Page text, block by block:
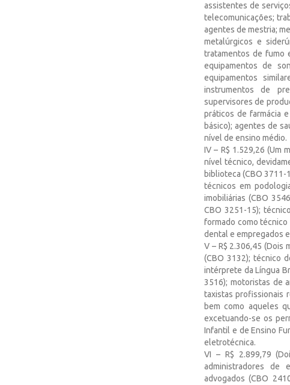
assistentes de
telecomunicações;
agentes de mestria;
metalúrgicos e
tratamentos de fumo
equipamentos de
equipamentos
instrumentos de
supervisores de
práticos de farmácia
básico); agentes de
nível de ensino médio.
IV – R$ 1.529,26 (Um
nível técnico,
biblioteca (CBO 3711-
técnicos em
imobiliárias (CBO
CBO 3251-15);
formado como técnico
dental e empregados
V – R$ 2.306,45
(CBO 3132); técnico
intérprete da Língua
3516); motoristas de
taxistas profissionais
bem como aqueles
excetuando-se os
Infantil e de Ensino
eletrotécnica.
VI – R$ 2.899,79
administradores de
advogados (CBO